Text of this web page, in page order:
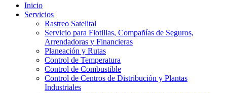
Inicio
Servicios
Rastreo Satelital
Servicio para Flotillas, Compañías de Seguros,
Arrendadoras y Financieras
Planeación y Rutas
Control de Temperatura
Control de Combustible
Control de Centros de Distribución y Plantas
Industriales